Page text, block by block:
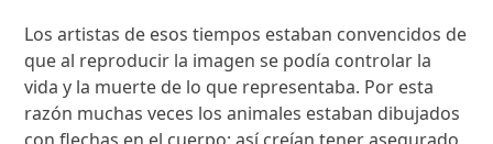
Los artistas de esos tiempos estaban convencidos de
que al reproducir la imagen se podía controlar la
vida y la muerte de lo que representaba. Por esta
razón muchas veces los animales estaban dibujados